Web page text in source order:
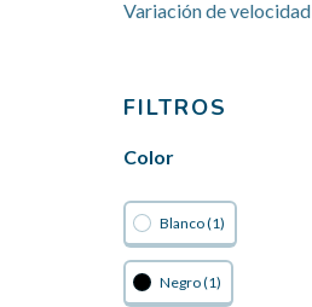
Variación de velocidad
FILTROS
Color
Blanco (1)
Negro (1)